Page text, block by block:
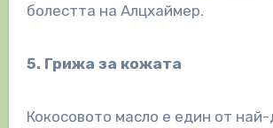
болестта на Алцхаймер.
5. Грижа за кожата
Кокосовото масло е един от